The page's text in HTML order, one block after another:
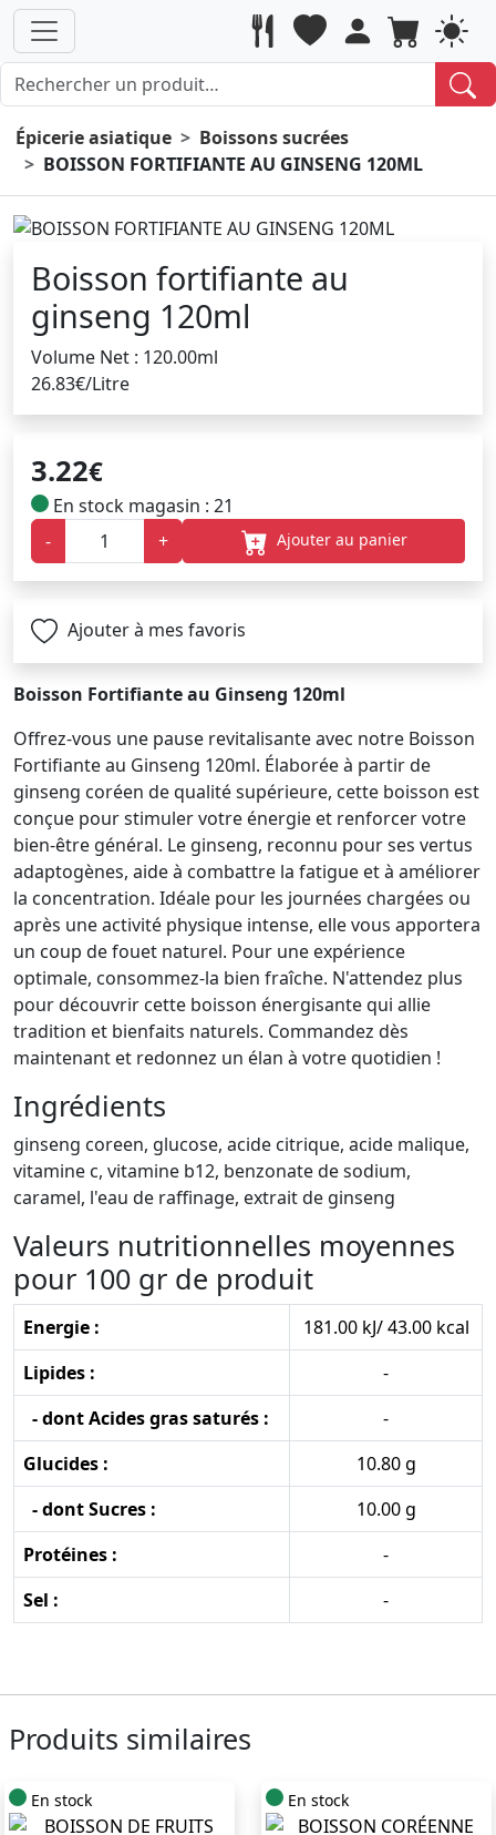
Épicerie asiatique
Boissons sucrées
BOISSON FORTIFIANTE AU GINSENG 120ML
Boisson fortifiante au
ginseng 120ml
Volume Net : 120.00ml
26.83€/Litre
3.22€
En stock magasin : 21
-
+ Ajouter au panier
Ajouter à mes favoris
Boisson Fortifiante au Ginseng 120ml
Offrez-vous une pause revitalisante avec notre Boisson
Fortifiante au Ginseng 120ml. Élaborée à partir de
ginseng coréen de qualité supérieure, cette boisson est
conçue pour stimuler votre énergie et renforcer votre
bien-être général. Le ginseng, reconnu pour ses vertus
adaptogènes, aide à combattre la fatigue et à améliorer
la concentration. Idéale pour les journées chargées ou
après une activité physique intense, elle vous apportera
un coup de fouet naturel. Pour une expérience
optimale, consommez-la bien fraîche. N'attendez plus
pour découvrir cette boisson énergisante qui allie
tradition et bienfaits naturels. Commandez dès
maintenant et redonnez un élan à votre quotidien !
Ingrédients
ginseng coreen, glucose, acide citrique, acide malique,
vitamine c, vitamine b12, benzonate de sodium,
caramel, l'eau de raffinage, extrait de ginseng
Valeurs nutritionnelles moyennes
pour 100 gr de produit
Energie :
181.00 kJ/ 43.00 kcal
Lipides :
-
- dont Acides gras saturés :
-
Glucides :
10.80 g
- dont Sucres :
10.00 g
Protéines :
-
Sel :
-
Produits similaires
En stock En stock